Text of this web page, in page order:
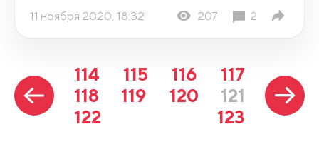
11 ноября 2020, 18:32 207 2
114 115 116
117
118
119 120
121
122
123